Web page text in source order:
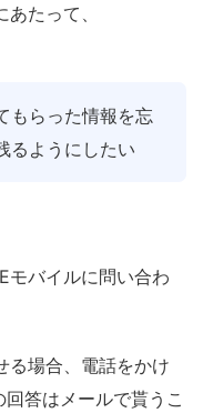
たって、
もらった情報を忘
るようにしたい
モバイルに問い合わ
る場合、電話をかけ
答はメールで貰うこ